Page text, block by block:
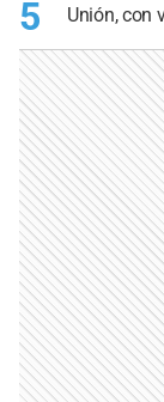
5 Unión, con